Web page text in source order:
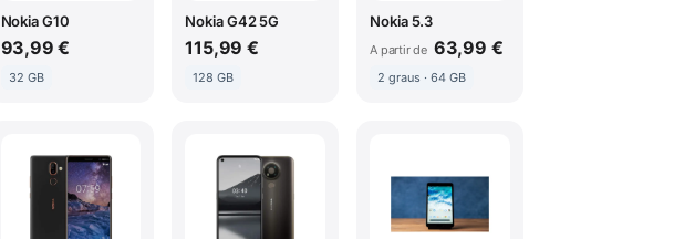
Nokia G10
93,99 €
32 GB
Nokia G42 5G
115,99 €
128 GB
Nokia 5.3
A partir de 63,99 €
2 graus · 64 GB